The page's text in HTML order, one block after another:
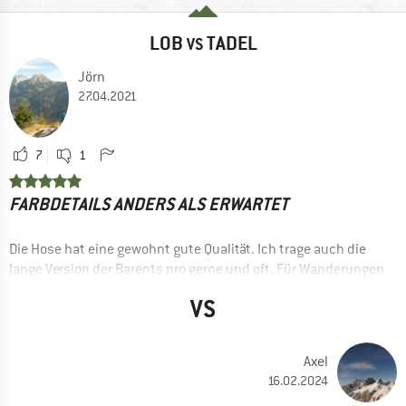
LOB VSTADEL
Jörn
27.04.2021
7 1
FARBDETAILS ANDERS ALS ERWARTET
Die Hose hat eine gewohnt gute Qualität. Ich trage auch die
lange Version der Barents pro gerne und oft. Für Wanderungen
kurze Variante entschieden. Dies ist schon die zweite. Über
Ich habe die Hose in uncle blue bestellt. Hier ist die extra Lage
VS
Axel
16.02.2024